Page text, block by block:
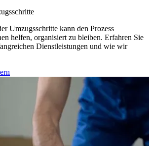
Umzugsschritte kann den Prozess
helfen, organisiert zu bleiben. Erfahren Sie
Dienstleistungen und wie wir